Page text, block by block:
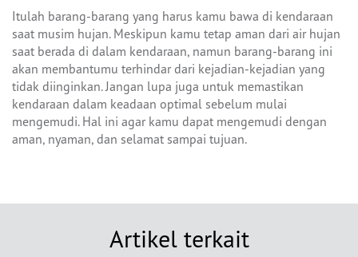
Itulah barang-barang yang harus kamu bawa di kendaraan
saat musim hujan. Meskipun kamu tetap aman dari air hujan
saat berada di dalam kendaraan, namun barang-barang ini
akan membantumu terhindar dari kejadian-kejadian yang
tidak diinginkan. Jangan lupa juga untuk memastikan
kendaraan dalam keadaan optimal sebelum mulai
mengemudi. Hal ini agar kamu dapat mengemudi dengan
aman, nyaman, dan selamat sampai tujuan.
Artikel terkait